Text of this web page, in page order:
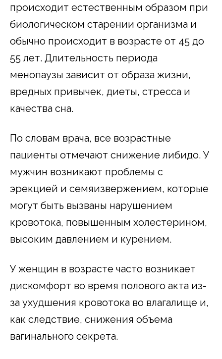
происходит естественным образом при
биологическом старении организма и
обычно происходит в возрасте от 45 до
55 лет. Длительность периода
менопаузы зависит от образа жизни,
вредных привычек, диеты, стресса и
качества сна.
По словам врача, все возрастные
пациенты отмечают снижение либидо. У
мужчин возникают проблемы с
эрекцией и семяизвержением, которые
могут быть вызваны нарушением
кровотока, повышенным холестерином,
высоким давлением и курением.
У женщин в возрасте часто возникает
дискомфорт во время полового акта из-
за ухудшения кровотока во влагалище и,
как следствие, снижения объема
вагинального секрета.